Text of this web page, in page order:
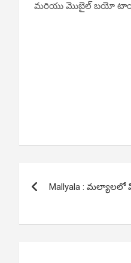
మరియు మొబైల్ బయో
navigation
Mallyala : మల్యాలలో